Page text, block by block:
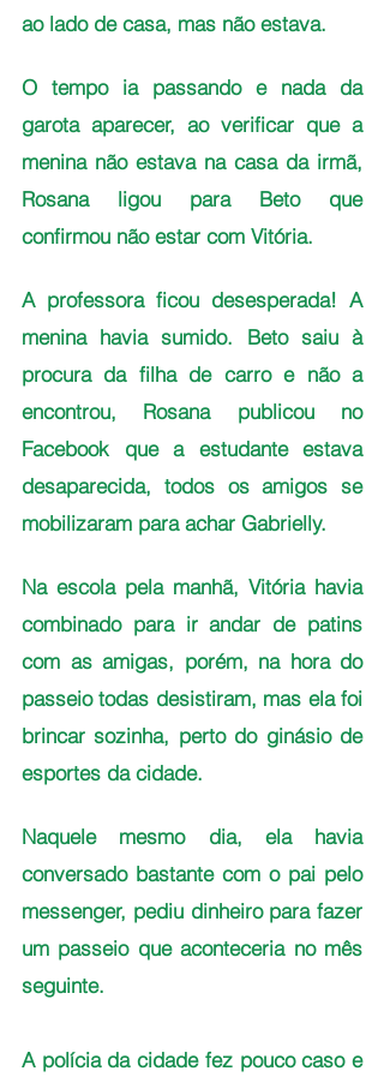
ao lado de casa, mas não estava.
O tempo ia passando e nada da
garota aparecer, ao verificar que a
menina não estava na casa da irmã,
Rosana ligou para Beto que
confirmou não estar com Vitória.
A professora ficou desesperada! A
menina havia sumido. Beto saiu à
procura da filha de carro e não a
encontrou, Rosana publicou no
Facebook que a estudante estava
desaparecida, todos os amigos se
mobilizaram para achar Gabrielly.
Na escola pela manhã, Vitória havia
combinado para ir andar de patins
com as amigas, porém, na hora do
passeio todas desistiram, mas ela foi
brincar sozinha, perto do ginásio de
esportes da cidade.
Naquele mesmo dia, ela havia
conversado bastante com o pai pelo
messenger, pediu dinheiro para fazer
um passeio que aconteceria no mês
seguinte.
A polícia da cidade fez pouco caso e